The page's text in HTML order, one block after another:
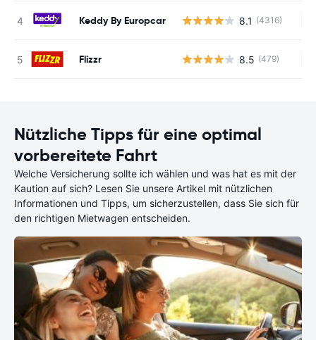
Keddy By Europcar 8.1 (4316)
Flizzr 8.5 (479)
Nützliche Tipps für eine optimal
vorbereitete Fahrt
Welche Versicherung sollte ich wählen und was hat es mit der
Kaution auf sich? Lesen Sie unsere Artikel mit nützlichen
Informationen und Tipps, um sicherzustellen, dass Sie sich für
den richtigen Mietwagen entscheiden.